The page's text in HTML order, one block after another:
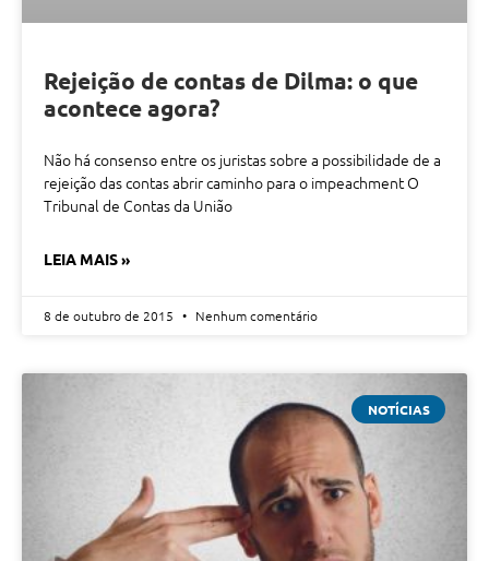
Rejeição de contas de Dilma: o que
acontece agora?
Não há consenso entre os juristas sobre a possibilidade de a
rejeição das contas abrir caminho para o impeachment O
Tribunal de Contas da União
LEIA MAIS »
8 de outubro de 2015 Nenhum comentário
NOTÍCIAS